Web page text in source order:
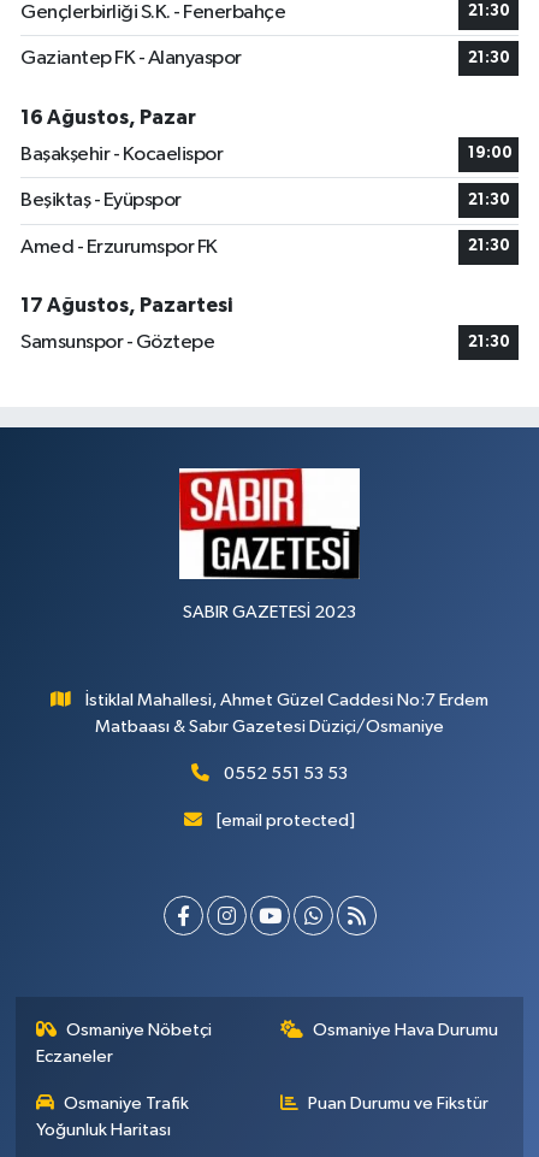
Gençlerbirliği S.K. - Fenerbahçe 21:30
Gaziantep FK - Alanyaspor 21:30
16 Ağustos, Pazar
Başakşehir - Kocaelispor
19:00
Beşiktaş - Eyüpspor 21:30
Amed - Erzurumspor FK 21:30
17 Ağustos, Pazartesi
Samsunspor - Göztepe
21:30
SABIR GAZETESİ 2023
İstiklal Mahallesi, Ahmet Güzel Caddesi No:7 Erdem
Matbaası & Sabır Gazetesi Düziçi/Osmaniye
0552 551 53 53
[email protected]
Osmaniye Nöbetçi
Eczaneler
Osmaniye Hava Durumu
Osmaniye Trafik
Yoğunluk Haritası
Puan Durumu ve Fikstür